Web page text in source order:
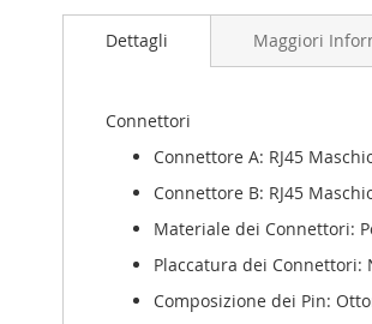
Dettagli
Connettori
Connettore A: RJ45
Connettore B: RJ45
Materiale dei Connettori:
Placcatura dei Connettori:
Composizione dei Pin:
Maggiori